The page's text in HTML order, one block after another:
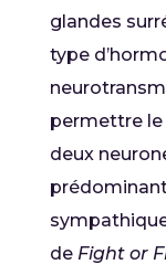
glandes
type
permettre le
deux
de Fight or